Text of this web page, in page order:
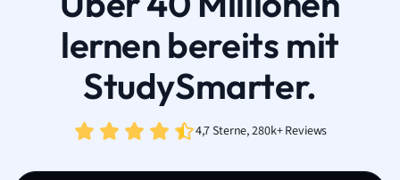
lernen bereits mit
StudySmarter.
4,7 Sterne, 280k+ Reviews